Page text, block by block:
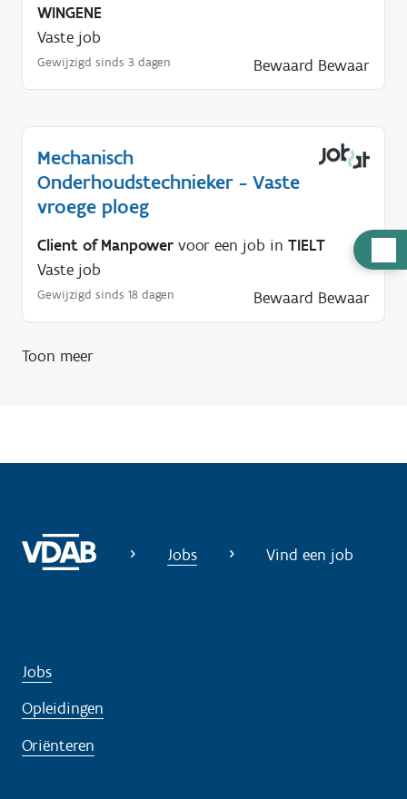
u
l
p
?
WINGENE
Vaste job
Gewijzigd sinds 3 dagen Bewaard Bewaar
Mechanisch
Onderhoudstechnieker - Vaste
vroege ploeg
Client of Manpower voor een job in TIELT
Vaste job
Gewijzigd sinds 18 dagen Bewaard Bewaar
Toon meer
Jobs Vind een job
Jobs
Opleidingen
Oriënteren